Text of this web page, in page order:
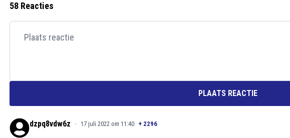
58 Reacties
PLAATS REACTIE
dzpq8vdw6z 17 juli 2022 om 11:40 + 2296